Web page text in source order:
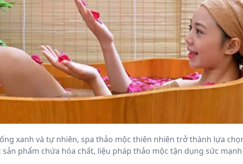
xanh và tự nhiên, spa thảo mộc thiên nhiên trở thành lựa
phẩm chứa hóa chất, liệu pháp thảo mộc tận dụng sức